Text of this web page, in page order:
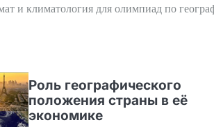
и климатология для олимпиад по
Роль географического
положения страны в её
экономике